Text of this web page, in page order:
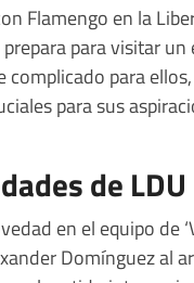
Flamengo en la
para visitar un
para
para sus
de LDU
en el equipo de
Domínguez al